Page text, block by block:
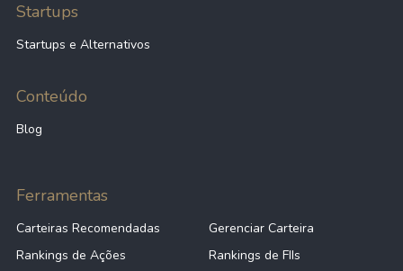
Startups
Startups e Alternativos
Conteúdo
Blog
Ferramentas
Carteiras Recomendadas
Gerenciar Carteira
Rankings de Ações
Rankings de FIIs